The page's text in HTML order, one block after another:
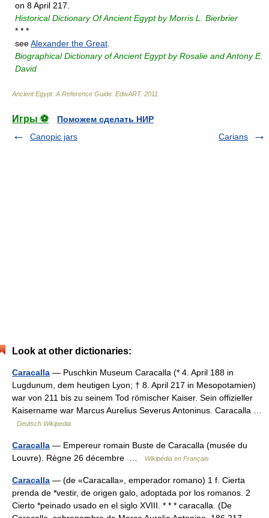
on 8 April 217.
Historical Dictionary Of Ancient Egypt by Morris L. Bierbrier
* * *
seeAlexander the Great
Biographical Dictionary of Ancient Egypt by Rosalie and Antony E.
David
Ancient Egypt. A Reference Guide EdwART. 2011
Игры ⚽
Поможем сделать НИР
Canopic jars
Carians
Look at other dictionaries:
Caracalla — Puschkin Museum Caracalla (* 4. April 188 in
Lugdunum, dem heutigen Lyon; † 8. April 217 in Mesopotamien)
war von 211 bis zu seinem Tod römischer Kaiser. Sein offizieller
Kaisername war Marcus Aurelius Severus Antoninus. Caracalla …
Deutsch Wikipedia
Caracalla — Empereur romain Buste de Caracalla (musée du
Louvre). Règne 26 décembre …
Wikipédia en Français
Caracalla — (de «Caracalla», emperador romano) 1 f. Cierta
prenda de *vestir, de origen galo, adoptada por los romanos. 2
Cierto *peinado usado en el siglo XVIII. * * * caracalla. (De